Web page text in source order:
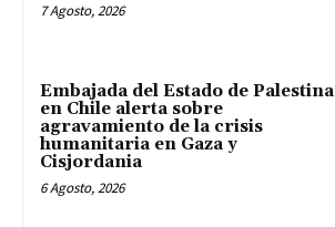
7 Agosto, 2026
Embajada del Estado de Palestina
en Chile alerta sobre
agravamiento de la crisis
humanitaria en Gaza y
Cisjordania
6 Agosto, 2026